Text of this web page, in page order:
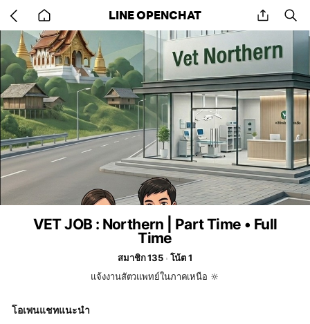
back
to
home
LINE OPENCHAT share
VET JOB : Northern | Part Time • Full
Time
สมาชิก 135
โน้ต 1
แจ้งงานสัตวแพทย์ในภาคเหนือ 🔆
โอเพนแชทแนะนำ